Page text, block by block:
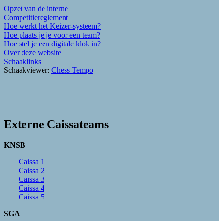
Opzet van de interne
Competitiereglement
Hoe werkt het Keizer-systeem?
Hoe plaats je je voor een team?
Hoe stel je een digitale klok in?
Over deze website
Schaaklinks
Schaakviewer: Chess Tempo
Externe Caissateams
KNSB
Caissa 1
Caissa 2
Caissa 3
Caissa 4
Caissa 5
SGA